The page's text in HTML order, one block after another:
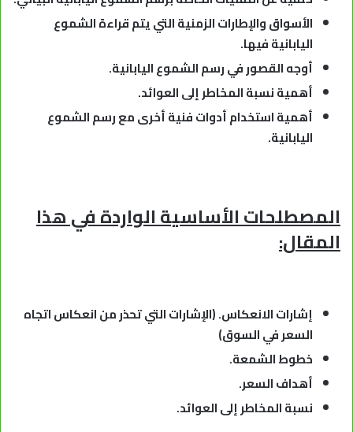
الأسواق والإطارات الزمنية التي يتم قراءة الشموع
اليابانية فيها.
أوجه القصور في رسم الشموع اليابانية.
أهمية نسبة المخاطر إلى العوائد.
أهمية استخدام أدوات فنية أخرى مع رسم الشموع
اليابانية.
المصطلحات الأساسية الواردة في هذا
المقال:
إشارات الانعكاس. (الإشارات التي تحذر من انعكاس اتجاه
السعر في السوق)
خطوط الشمعة.
أهداف السعر.
نسبة المخاطر إلى العوائد.